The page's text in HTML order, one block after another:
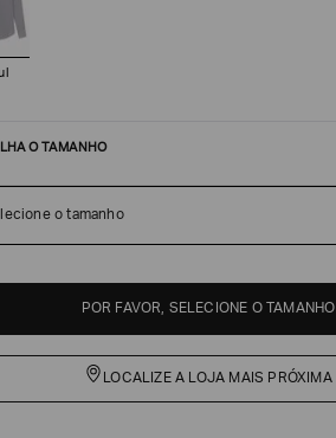
O TAMANHO
o tamanho
POR FAVOR, SELECIONE O TAMANHO
LOCALIZE A LOJA MAIS PRÓXIMA